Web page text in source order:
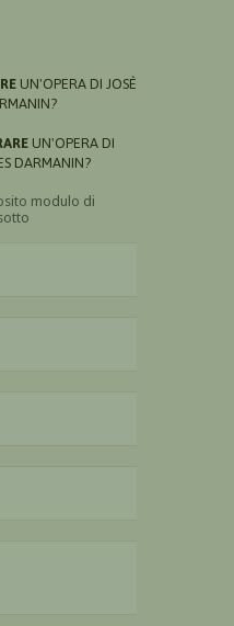
UN'OPERA DI JOSÈ
UN'OPERA DI
DARMANIN?
modulo di